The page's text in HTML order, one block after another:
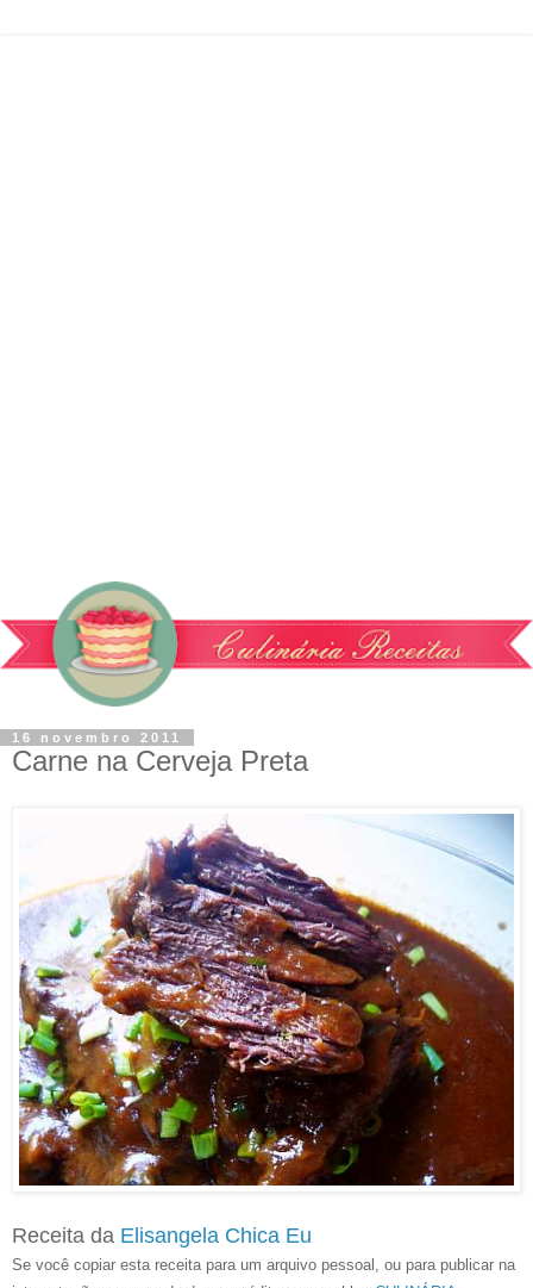
16 novembro 2011
Carne na Cerveja Preta
Receita da Elisangela Chica Eu
Se você copiar esta receita para um arquivo pessoal, ou para publicar na